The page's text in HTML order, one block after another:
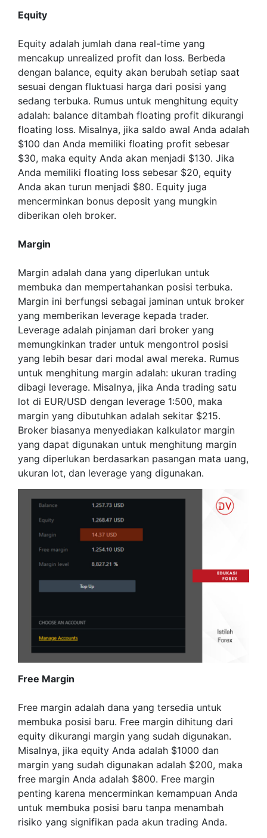
Equity
Equity adalah jumlah dana real-time yang
mencakup unrealized profit dan loss. Berbeda
dengan balance, equity akan berubah setiap saat
sesuai dengan fluktuasi harga dari posisi yang
sedang terbuka. Rumus untuk menghitung equity
adalah: balance ditambah floating profit dikurangi
floating loss. Misalnya, jika saldo awal Anda adalah
$100 dan Anda memiliki floating profit sebesar
$30, maka equity Anda akan menjadi $130. Jika
Anda memiliki floating loss sebesar $20, equity
Anda akan turun menjadi $80. Equity juga
mencerminkan bonus deposit yang mungkin
diberikan oleh broker.
Margin
Margin adalah dana yang diperlukan untuk
membuka dan mempertahankan posisi terbuka.
Margin ini berfungsi sebagai jaminan untuk broker
yang memberikan leverage kepada trader.
Leverage adalah pinjaman dari broker yang
memungkinkan trader untuk mengontrol posisi
yang lebih besar dari modal awal mereka. Rumus
untuk menghitung margin adalah: ukuran trading
dibagi leverage. Misalnya, jika Anda trading satu
lot di EUR/USD dengan leverage 1:500, maka
margin yang dibutuhkan adalah sekitar $215.
Broker biasanya menyediakan kalkulator margin
yang dapat digunakan untuk menghitung margin
yang diperlukan berdasarkan pasangan mata uang,
ukuran lot, dan leverage yang digunakan.
Free Margin
Free margin adalah dana yang tersedia untuk
membuka posisi baru. Free margin dihitung dari
equity dikurangi margin yang sudah digunakan.
Misalnya, jika equity Anda adalah $1000 dan
margin yang sudah digunakan adalah $200, maka
free margin Anda adalah $800. Free margin
penting karena mencerminkan kemampuan Anda
untuk membuka posisi baru tanpa menambah
risiko yang signifikan pada akun trading Anda.